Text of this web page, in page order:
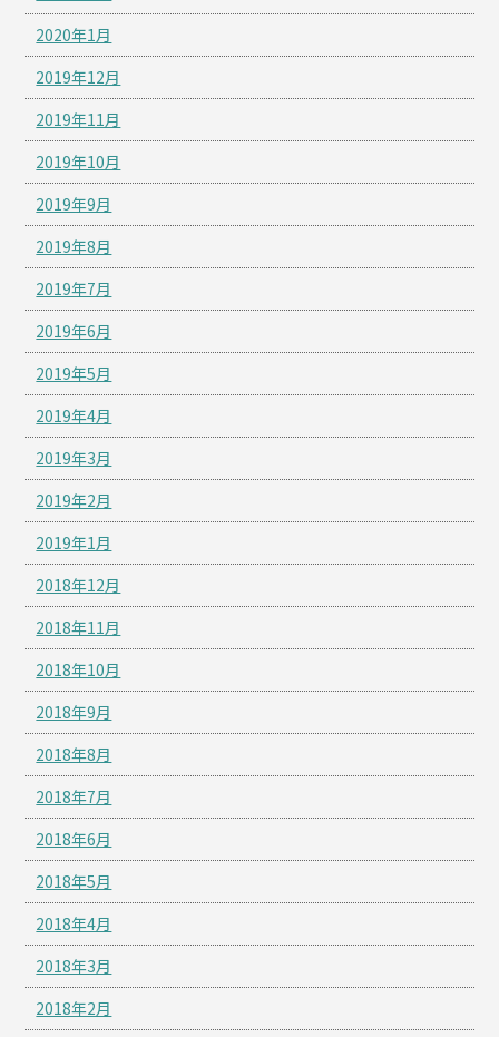
2020年1月
2019年12月
2019年11月
2019年10月
2019年9月
2019年8月
2019年7月
2019年6月
2019年5月
2019年4月
2019年3月
2019年2月
2019年1月
2018年12月
2018年11月
2018年10月
2018年9月
2018年8月
2018年7月
2018年6月
2018年5月
2018年4月
2018年3月
2018年2月